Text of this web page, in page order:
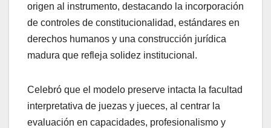
origen al instrumento, destacando la incorporación
de controles de constitucionalidad, estándares en
derechos humanos y una construcción jurídica
madura que refleja solidez institucional.
Celebró que el modelo preserve intacta la facultad
interpretativa de juezas y jueces, al centrar la
evaluación en capacidades, profesionalismo y